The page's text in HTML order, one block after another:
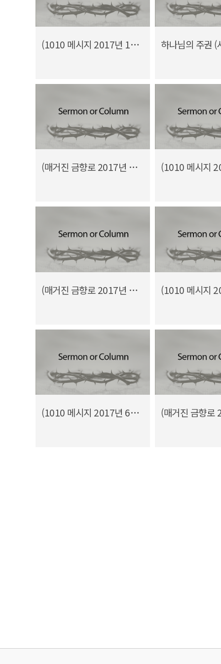
(1010 메시지 2017년 11월) 흩어진 성도들 하나님의 주권 (
(매거진 금향로 2017년 9월호) 나그네 된 난민이 축복의 통로?
(매거진 금향로 2017년 7월호) 연합, 기도와 선교 공동체 모라비안 공동체
(1010 메시지 2017년 6월) 연합,기도,선교 공동체